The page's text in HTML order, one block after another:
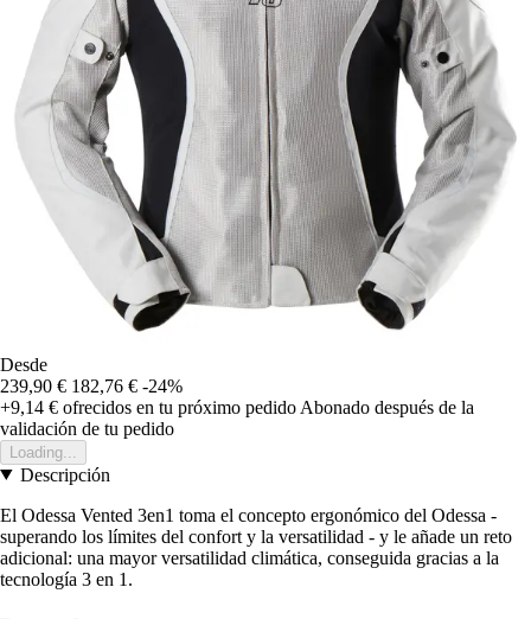
Desde
239,90 € 182,76 € -24%
+9,14 € ofrecidos en tu próximo pedido Abonado después de la
validación de tu pedido
Loading...
Descripción
El Odessa Vented 3en1 toma el concepto ergonómico del Odessa -
superando los límites del confort y la versatilidad - y le añade un reto
adicional: una mayor versatilidad climática, conseguida gracias a la
tecnología 3 en 1.